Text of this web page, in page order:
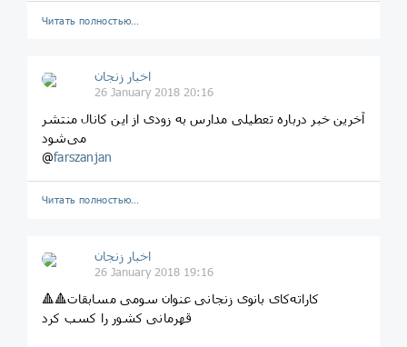
Читать полностью…
اخبار زنجان
26 January 2018 20:16
آخرین خبر درباره تعطیلی مدارس به زودی از این کانال منتشر
می‌شود
@farszanjan
Читать полностью…
اخبار زنجان
26 January 2018 19:16
🔺🔺کاراته‌کای بانوی زنجانی عنوان سومی مسابقات
قهرمانی کشور را کسب کرد